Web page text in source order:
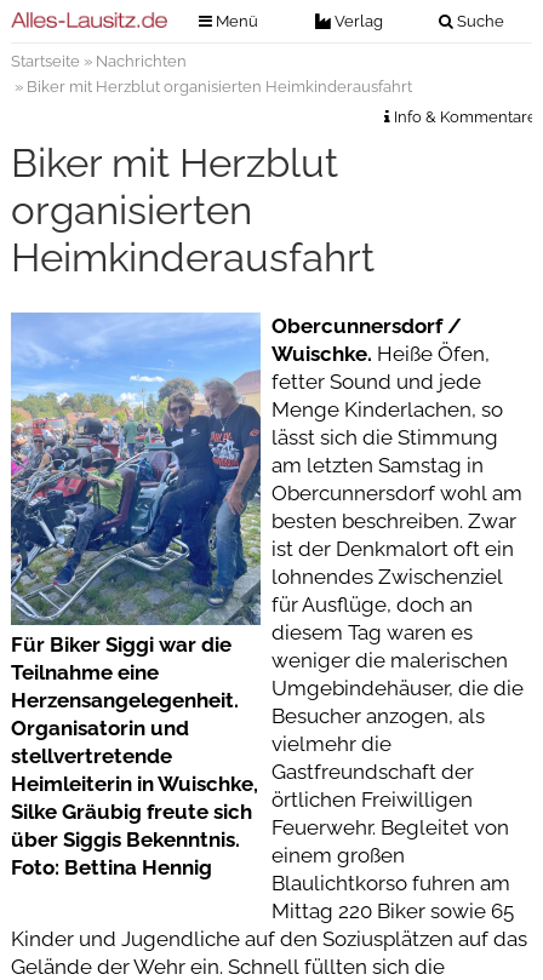
Menü Verlag Suche
Verlag
Kontakt
Veranstaltungstickets
Anzeigenannahme
Anzeigensuche
Digitale Ausgaben
Startseite» Nachrichten
» Biker mit Herzblut organisierten Heimkinderausfahrt
Info & Kommentare
Biker mit Herzblut
organisierten
Heimkinderausfahrt
Für Biker Siggi war die
Teilnahme eine
Herzensangelegenheit.
Organisatorin und
stellvertretende
Heimleiterin in Wuischke,
Silke Gräubig freute sich
über Siggis Bekenntnis.
Foto: Bettina Hennig
Obercunnersdorf /
Wuischke. Heiße Öfen,
fetter Sound und jede
Menge Kinderlachen, so
lässt sich die Stimmung
am letzten Samstag in
Obercunnersdorf wohl am
besten beschreiben. Zwar
ist der Denkmalort oft ein
lohnendes Zwischenziel
für Ausflüge, doch an
diesem Tag waren es
weniger die malerischen
Umgebindehäuser, die die
Besucher anzogen, als
vielmehr die
Gastfreundschaft der
örtlichen Freiwilligen
Feuerwehr. Begleitet von
einem großen
Blaulichtkorso fuhren am
Mittag 220 Biker sowie 65
Kinder und Jugendliche auf den Soziusplätzen auf das
Gelände der Wehr ein. Schnell füllten sich die